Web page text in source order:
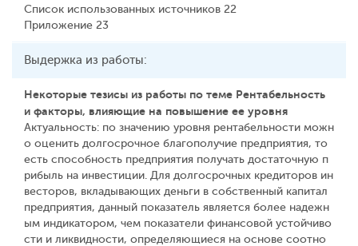
Список использованных источников 22
Приложение 23
Выдержка из работы:
Некоторые тезисы из работы по теме Рентабельность
и факторы, влияющие на повышение ее уровня
Актуальность: по значению уровня рентабельности можн
о оценить долгосрочное благополучие предприятия, то
есть способность предприятия получать достаточную п
рибыль на инвестиции. Для долгосрочных кредиторов ин
весторов, вкладывающих деньги в собственный капитал
предприятия, данный показатель является более надежн
ым индикатором, чем показатели финансовой устойчиво
сти и ликвидности, определяющиеся на основе соотно